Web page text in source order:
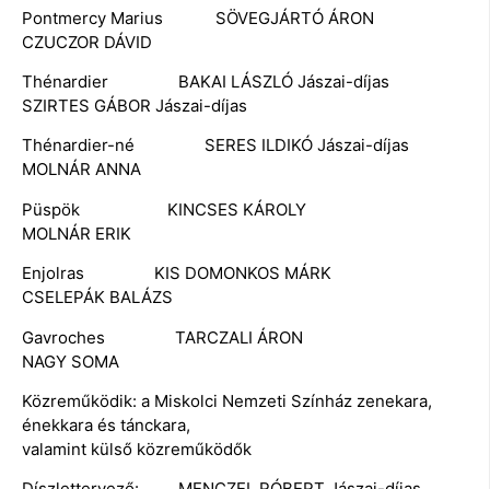
Pontmercy Marius SÖVEGJÁRTÓ ÁRON
CZUCZOR DÁVID
Thénardier BAKAI LÁSZLÓ Jászai-díjas
SZIRTES GÁBOR Jászai-díjas
Thénardier-né SERES ILDIKÓ Jászai-díjas
MOLNÁR ANNA
Püspök KINCSES KÁROLY
MOLNÁR ERIK
Enjolras KIS DOMONKOS MÁRK
CSELEPÁK BALÁZS
Gavroches TARCZALI ÁRON
NAGY SOMA
Közreműködik: a Miskolci Nemzeti Színház zenekara,
énekkara és tánckara,
valamint külső közreműködők